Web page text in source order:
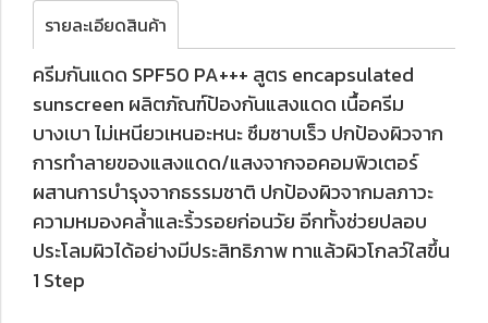
รายละเอียดสินค้า
ครีมกันแดด SPF50 PA+++ สูตร encapsulated
sunscreen ผลิตภัณฑ์ป้องกันแสงแดด เนื้อครีม
บางเบา ไม่เหนียวเหนอะหนะ ซึมซาบเร็ว ปกป้องผิวจาก
การทำลายของแสงแดด/แสงจากจอคอมพิวเตอร์
ผสานการบำรุงจากธรรมชาติ ปกป้องผิวจากมลภาวะ
ความหมองคล้ำและริ้วรอยก่อนวัย อีกทั้งช่วยปลอบ
ประโลมผิวได้อย่างมีประสิทธิภาพ ทาแล้วผิวโกลว์ใสขึ้น
1 Step